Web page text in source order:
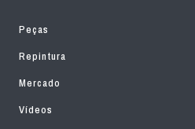
Peças
Repintura
Mercado
Vídeos